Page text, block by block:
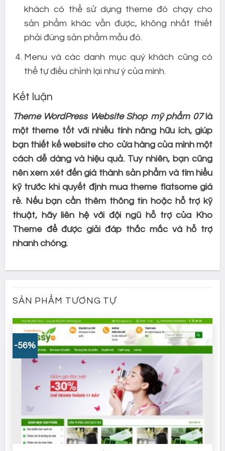
khách có thể sử dụng theme đó chạy cho
sản phẩm khác vẫn được, không nhất thiết
phải đúng sản phẩm mẫu đó.
Menu và các danh mục quý khách cũng có
thể tự điều chỉnh lại như ý của mình.
Kết luận
Theme WordPress Website Shop mỹ phẩm 07 là
một theme tốt với nhiều tính năng hữu ích, giúp
bạn thiết kế website cho cửa hàng của mình một
cách dễ dàng và hiệu quả. Tuy nhiên, bạn cũng
nên xem xét đến giá thành sản phẩm và tìm hiểu
kỹ trước khi quyết định mua theme flatsome giá
rẻ. Nếu bạn cần thêm thông tin hoặc hỗ trợ kỹ
thuật, hãy liên hệ với đội ngũ hỗ trợ của Kho
Theme để được giải đáp thắc mắc và hỗ trợ
nhanh chóng.
SẢN PHẨM TƯƠNG TỰ
-56%